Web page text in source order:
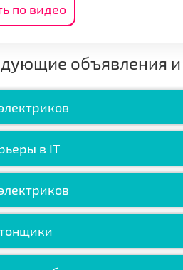
по видео
объявления и
в IT